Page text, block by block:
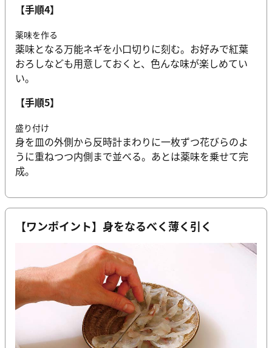
【手順4】
薬味を作る
薬味となる万能ネギを小口切りに刻む。お好みで紅葉
おろしなども用意しておくと、色んな味が楽しめてい
い。
【手順5】
盛り付け
身を皿の外側から反時計まわりに一枚ずつ花びらのよ
うに重ねつつ内側まで並べる。あとは薬味を乗せて完
成。
【ワンポイント】身をなるべく薄く引く